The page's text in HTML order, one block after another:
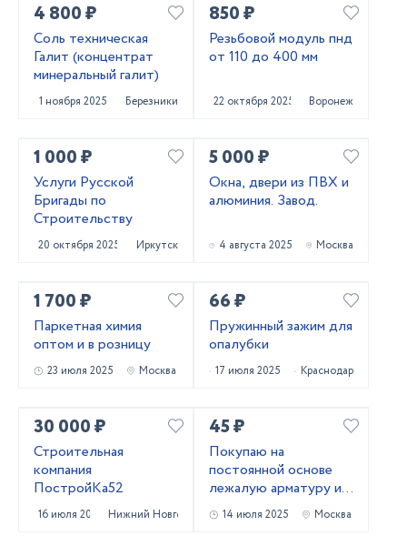
4 800 ₽
Соль техническая
Галит (концентрат
минеральный галит)
1 ноября 2025 Березники
850 ₽
Резьбовой модуль пнд
от 110 до 400 мм
22 октября 2025 Воронеж
1 000 ₽
Услуги Русской
Бригады по
Строительству
20 октября 2025 Иркутск
5 000 ₽
Окна, двери из ПВХ и
алюминия. Завод.
4 августа 2025 Москва
1 700 ₽
Паркетная химия
оптом и в розницу
23 июля 2025 Москва
66 ₽
Пружинный зажим для
опалубки
17 июля 2025 Краснодар
30 000 ₽
Строительная
компания
ПостройКа52
16 июля 2025 Нижний Новгород
45 ₽
Покупаю на
постоянной основе
лежалую арматуру и
металлопрокат!
Самовывоз
14 июля 2025 Москва